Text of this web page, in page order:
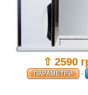
⇧ 2590
ПАРАМЕТРИ -